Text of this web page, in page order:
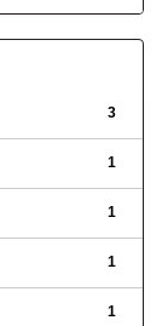
3
1
1
1
1